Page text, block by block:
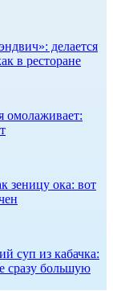
делается
в ресторане
омолаживает:
зеницу ока: вот
суп из кабачка:
сразу большую